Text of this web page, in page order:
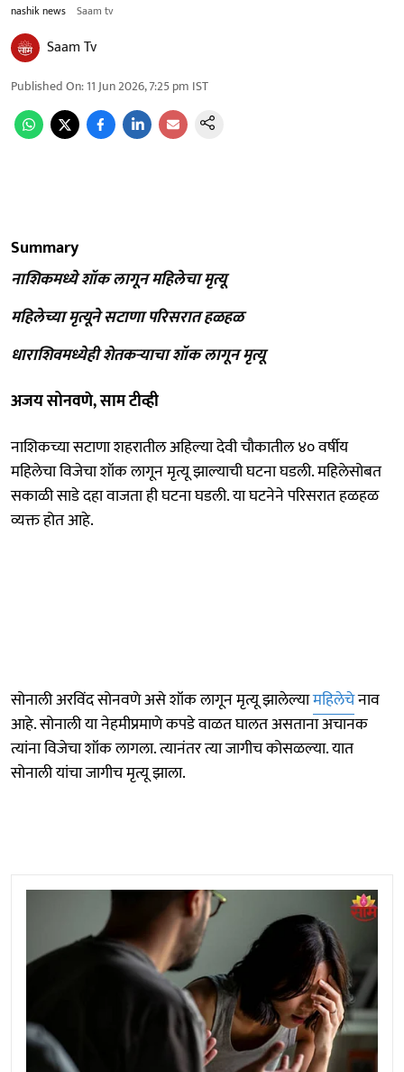
nashik news Saam tv
Saam Tv
Published On:11 Jun 2026, 7:25 pm IST
Summary
नाशिकमध्ये शॉक लागून महिलेचा मृत्यू
महिलेच्या मृत्यूने सटाणा परिसरात हळहळ
धाराशिवमध्येही शेतकऱ्याचा शॉक लागून मृत्यू
अजय सोनवणे, साम टीव्ही
नाशिकच्या सटाणा शहरातील अहिल्या देवी चौकातील ४० वर्षीय
महिलेचा विजेचा शॉक लागून मृत्यू झाल्याची घटना घडली. महिलेसोबत
सकाळी साडे दहा वाजता ही घटना घडली. या घटनेने परिसरात हळहळ
व्यक्त होत आहे.
सोनाली अरविंद सोनवणे असे शॉक लागून मृत्यू झालेल्यामहिलेचेनाव
आहे. सोनाली या नेहमीप्रमाणे कपडे वाळत घालत असताना अचानक
त्यांना विजेचा शॉक लागला. त्यानंतर त्या जागीच कोसळल्या. यात
सोनाली यांचा जागीच मृत्यू झाला.